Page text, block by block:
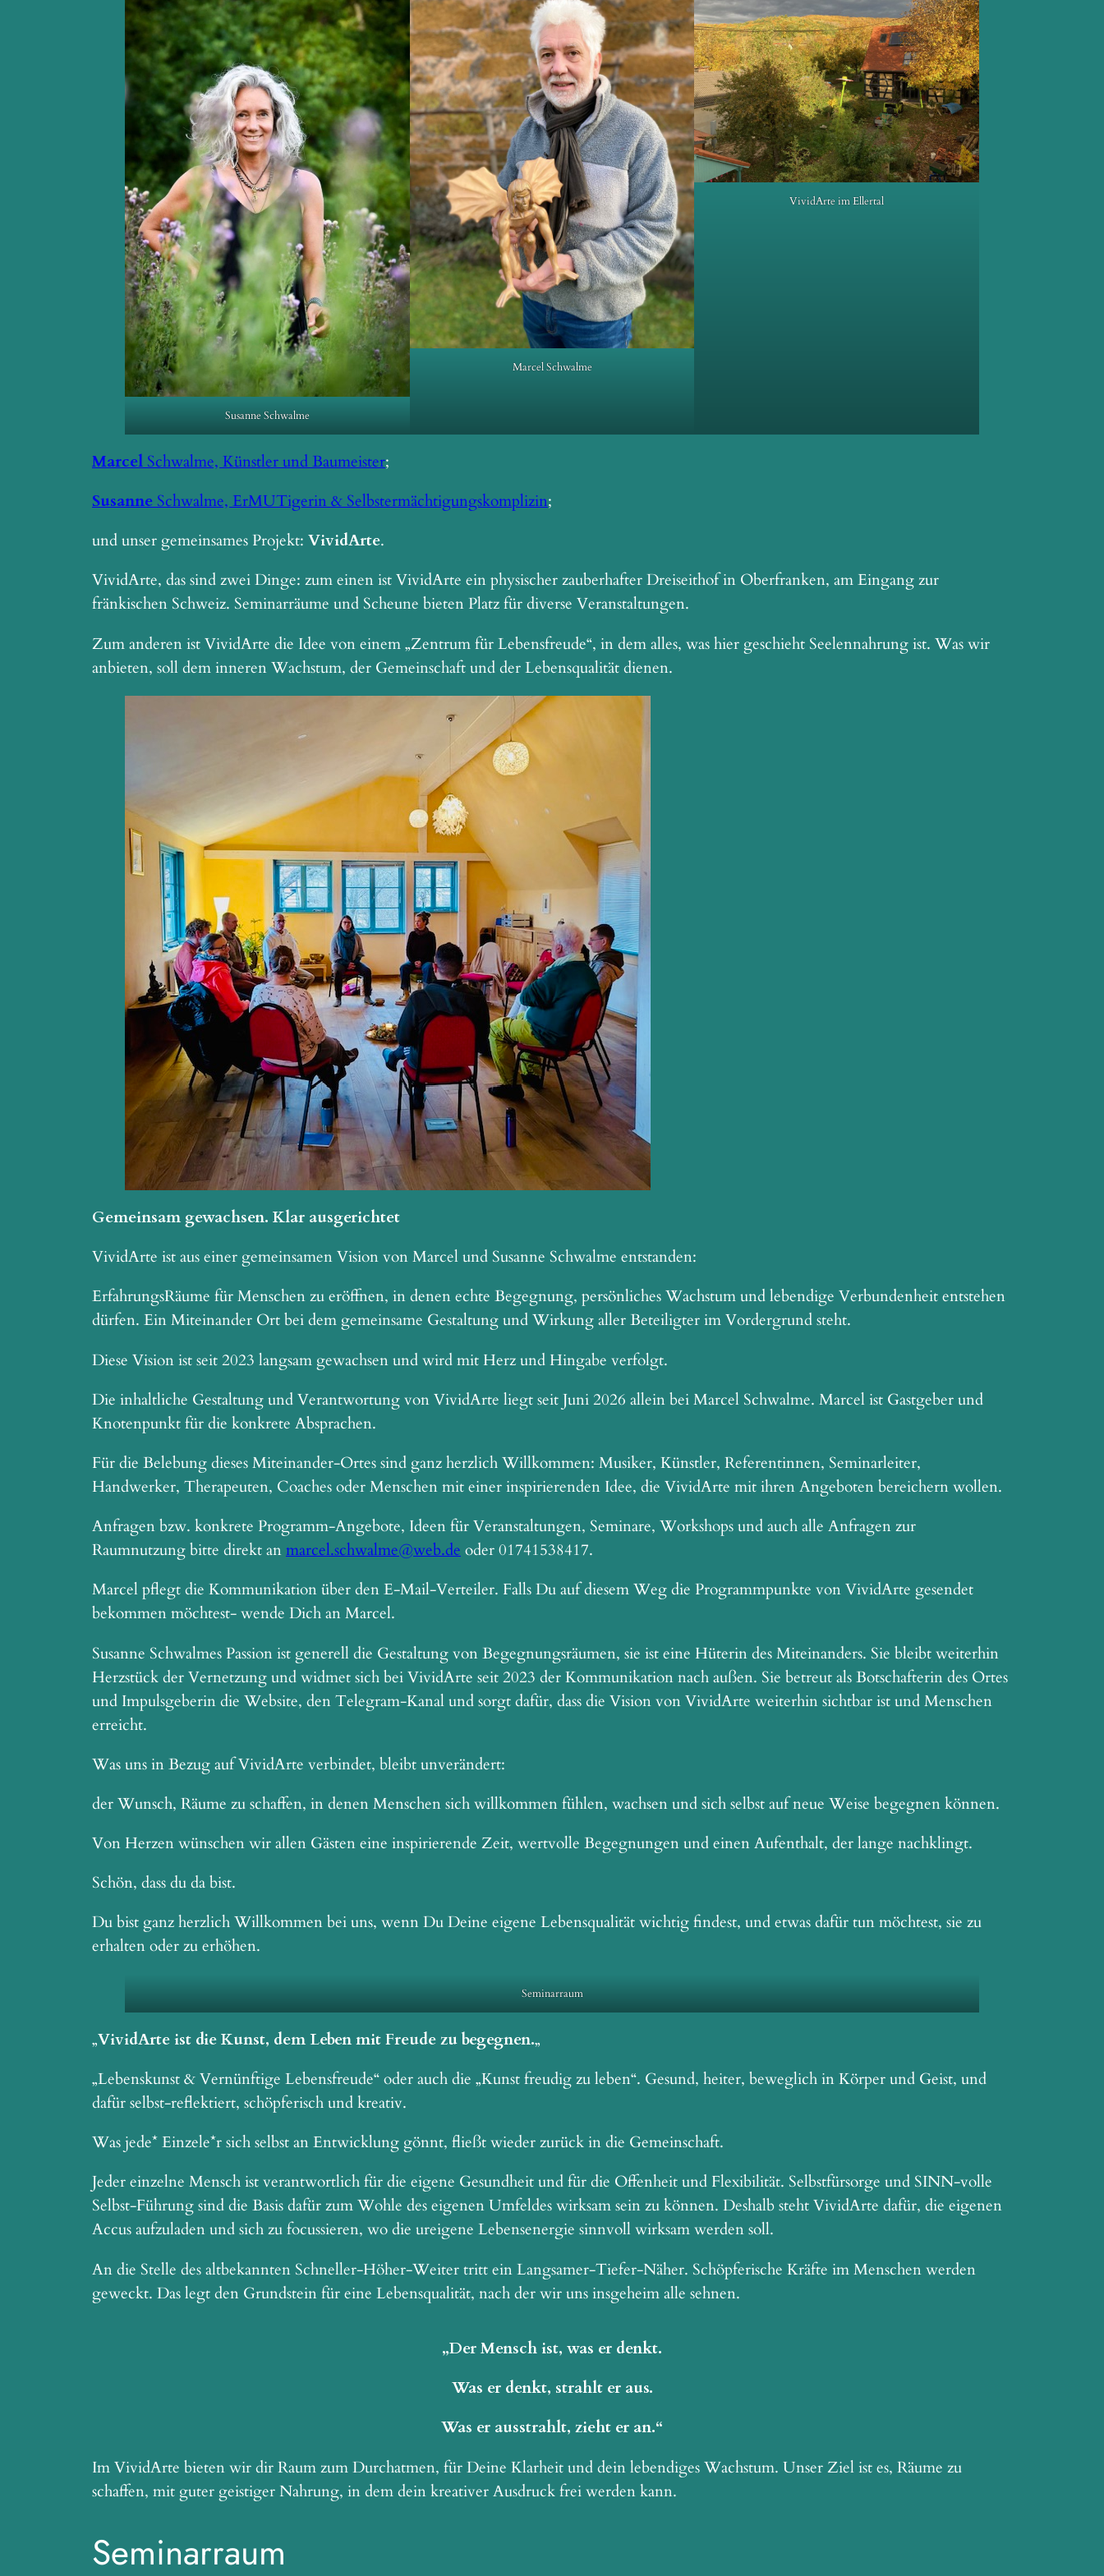
Susanne Schwalme
Marcel Schwalme
VividArte im Ellertal
Marcel Schwalme, Künstler und Baumeister;
Susanne Schwalme, ErMUTigerin & Selbstermächtigungskomplizin;
und unser gemeinsames Projekt: VividArte.
VividArte, das sind zwei Dinge: zum einen ist VividArte ein physischer zauberhafter Dreiseithof in Oberfranken, am Eingang zur
fränkischen Schweiz. Seminarräume und Scheune bieten Platz für diverse Veranstaltungen.
Zum anderen ist VividArte die Idee von einem „Zentrum für Lebensfreude“, in dem alles, was hier geschieht Seelennahrung ist. Was wir
anbieten, soll dem inneren Wachstum, der Gemeinschaft und der Lebensqualität dienen.
Gemeinsam gewachsen. Klar ausgerichtet
VividArte ist aus einer gemeinsamen Vision von Marcel und Susanne Schwalme entstanden:
ErfahrungsRäume für Menschen zu eröffnen, in denen echte Begegnung, persönliches Wachstum und lebendige Verbundenheit entstehen
dürfen. Ein Miteinander Ort bei dem gemeinsame Gestaltung und Wirkung aller Beteiligter im Vordergrund steht.
Diese Vision ist seit 2023 langsam gewachsen und wird mit Herz und Hingabe verfolgt.
Die inhaltliche Gestaltung und Verantwortung von VividArte liegt seit Juni 2026 allein bei Marcel Schwalme. Marcel ist Gastgeber und
Knotenpunkt für die konkrete Absprachen.
Für die Belebung dieses Miteinander-Ortes sind ganz herzlich Willkommen: Musiker, Künstler, Referentinnen, Seminarleiter,
Handwerker, Therapeuten, Coaches oder Menschen mit einer inspirierenden Idee, die VividArte mit ihren Angeboten bereichern wollen.
Anfragen bzw. konkrete Programm-Angebote, Ideen für Veranstaltungen, Seminare, Workshops und auch alle Anfragen zur
Raumnutzung bitte direkt anmarcel.schwalme@web.de oder 01741538417.
Marcel pflegt die Kommunikation über den E-Mail-Verteiler. Falls Du auf diesem Weg die Programmpunkte von VividArte gesendet
bekommen möchtest- wende Dich an Marcel.
Susanne Schwalmes Passion ist generell die Gestaltung von Begegnungsräumen, sie ist eine Hüterin des Miteinanders. Sie bleibt weiterhin
Herzstück der Vernetzung und widmet sich bei VividArte seit 2023 der Kommunikation nach außen. Sie betreut als Botschafterin des Ortes
und Impulsgeberin die Website, den Telegram-Kanal und sorgt dafür, dass die Vision von VividArte weiterhin sichtbar ist und Menschen
erreicht.
Was uns in Bezug auf VividArte verbindet, bleibt unverändert:
der Wunsch, Räume zu schaffen, in denen Menschen sich willkommen fühlen, wachsen und sich selbst auf neue Weise begegnen können.
Von Herzen wünschen wir allen Gästen eine inspirierende Zeit, wertvolle Begegnungen und einen Aufenthalt, der lange nachklingt.
Schön, dass du da bist.
Du bist ganz herzlich Willkommen bei uns, wenn Du Deine eigene Lebensqualität wichtig findest, und etwas dafür tun möchtest, sie zu
erhalten oder zu erhöhen.
Seminarraum
„VividArte ist die Kunst, dem Leben mit Freude zu begegnen.„
„Lebenskunst & Vernünftige Lebensfreude“ oder auch die „Kunst freudig zu leben“. Gesund, heiter, beweglich in Körper und Geist, und
dafür selbst-reflektiert, schöpferisch und kreativ.
Was jede* Einzele*r sich selbst an Entwicklung gönnt, fließt wieder zurück in die Gemeinschaft.
Jeder einzelne Mensch ist verantwortlich für die eigene Gesundheit und für die Offenheit und Flexibilität. Selbstfürsorge und SINN-volle
Selbst-Führung sind die Basis dafür zum Wohle des eigenen Umfeldes wirksam sein zu können. Deshalb steht VividArte dafür, die eigenen
Accus aufzuladen und sich zu focussieren, wo die ureigene Lebensenergie sinnvoll wirksam werden soll.
An die Stelle des altbekannten Schneller-Höher-Weiter tritt ein Langsamer-Tiefer-Näher. Schöpferische Kräfte im Menschen werden
geweckt. Das legt den Grundstein für eine Lebensqualität, nach der wir uns insgeheim alle sehnen.
„Der Mensch ist, was er denkt.
Was er denkt, strahlt er aus.
Was er ausstrahlt, zieht er an.“
Im VividArte bieten wir dir Raum zum Durchatmen, für Deine Klarheit und dein lebendiges Wachstum. Unser Ziel ist es, Räume zu
schaffen, mit guter geistiger Nahrung, in dem dein kreativer Ausdruck frei werden kann.
Seminarraum